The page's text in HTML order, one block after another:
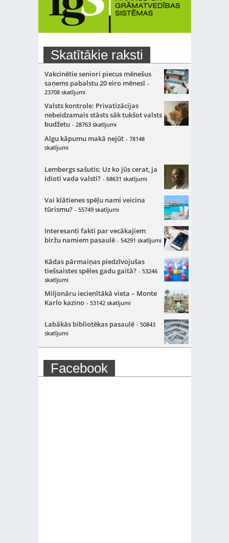
Skatītākie raksti
Vakcinētie seniori piecus mēnešus
saņems pabalstu 20 eiro mēnesī -
23708 skatījumi
Valsts kontrole: Privatizācijas
nebeidzamais stāsts sāk tukšot valsts
budžetu - 28763 skatījumi
Algu kāpumu makā nejūt - 78148
skatījumi
Lembergs sašutis: Uz ko jūs cerat, ja
idioti vada valsti? - 68631 skatījumi
Vai klātienes spēļu nami veicina
tūrismu? - 55749 skatījumi
Interesanti fakti par vecākajiem
biržu namiem pasaulē - 54291 skatījumi
Kādas pārmaiņas piedzīvojušas
tiešsaistes spēles gadu gaitā? - 53246
skatījumi
Miljonāru iecienītākā vieta – Monte
Karlo kazino - 53142 skatījumi
Labākās bibliotēkas pasaulē - 50843
skatījumi
Facebook